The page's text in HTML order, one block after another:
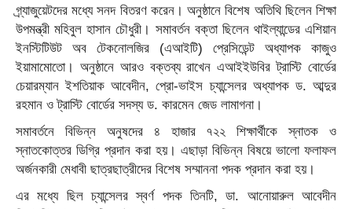
গ্র্যাজুয়েটদের মধ্যে সনদ বিতরণ করেন। অনুষ্ঠানে বিশেষ অতিথি ছিলেন শিক্ষা
উপমন্ত্রী মহিবুল হাসান চৌধুরী। সমাবর্তন বক্তা ছিলেন থাইল্যান্ডের এশিয়ান
ইনস্টিটিউট অব টেকনোলজির (এআইটি) প্রেসিডেন্ট অধ্যাপক কাজুও
ইয়ামামোতো। অনুষ্ঠানে আরও বক্তব্য রাখেন এআইইউবির ট্রাস্টি বোর্ডের
চেয়ারম্যান ইশতিয়াক আবেদীন, প্রো-ভাইস চ্যান্সেলর অধ্যাপক ড. আব্দুর
রহমান ও ট্রাস্টি বোর্ডের সদস্য ড. কারমেন জেড লামাগনা।
সমাবর্তনে বিভিন্ন অনুষদের ৪ হাজার ৭২২ শিক্ষার্থীকে স্নাতক ও
স্নাতকোত্তর ডিগ্রি প্রদান করা হয়। এছাড়া বিভিন্ন বিষয়ে ভালো ফলাফল
অর্জনকারী মেধাবী ছাত্রছাত্রীদের বিশেষ সম্মাননা পদক প্রদান করা হয়।
এর মধ্যে ছিল চ্যান্সেলর স্বর্ণ পদক তিনটি, ডা. আনোয়ারুল আবেদীন